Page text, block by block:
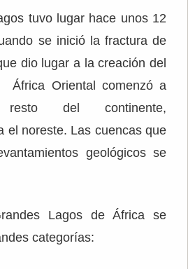
tuvo lugar hace unos 12
se inició la fractura de
dio lugar a la creación del
África Oriental comenzó a
del continente,
el noreste. Las cuencas que
geológicos se
Lagos de África se
categorías: